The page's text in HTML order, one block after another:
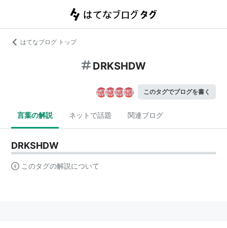
はてなブログ トップ
DRKSHDW
このタグでブログを書く
言葉の解説 ネットで話題 関連ブログ
DRKSHDW
このタグの解説について